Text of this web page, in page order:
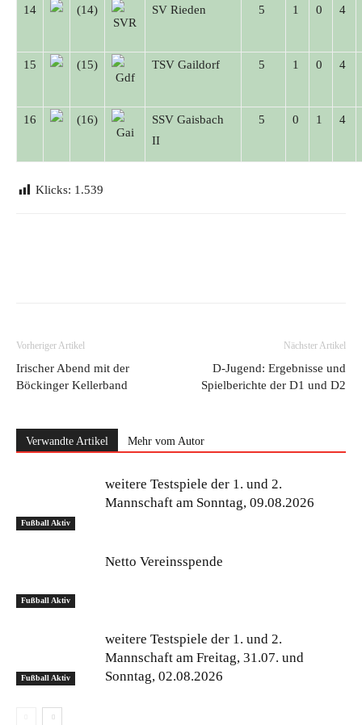
14 (14) SV Rieden 5 1 0 4
15 (15) TSV Gaildorf 5 1 0 4
16 (16)
SSV Gaisbach
II
5 0 1 4
Klicks: 1.539
Vorheriger Artikel
Irischer Abend mit der
Böckinger Kellerband
Nächster Artikel
D-Jugend: Ergebnisse und
Spielberichte der D1 und D2
Verwandte Artikel Mehr vom Autor
Fußball Aktiv
weitere Testspiele der 1. und 2.
Mannschaft am Sonntag, 09.08.2026
Fußball Aktiv
Netto Vereinsspende
Fußball Aktiv
weitere Testspiele der 1. und 2.
Mannschaft am Freitag, 31.07. und
Sonntag, 02.08.2026